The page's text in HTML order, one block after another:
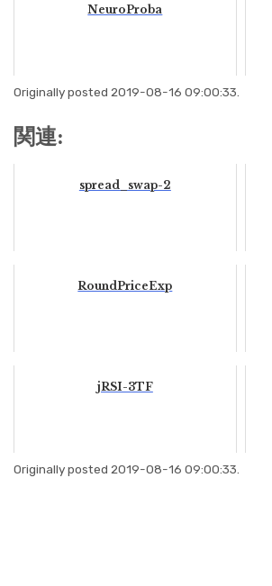
NeuroProba
Originally posted 2019-08-16 09:00:33.
関連:
spread_swap-2
RoundPriceExp
jRSI-3TF
Originally posted 2019-08-16 09:00:33.